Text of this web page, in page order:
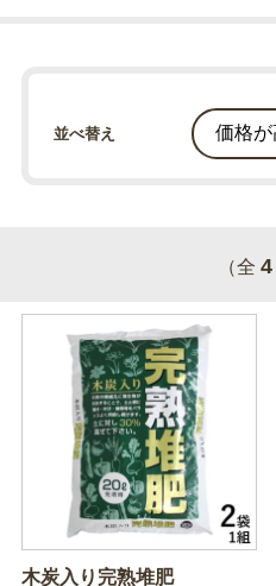
並べ替え
（全 4
木炭入り完熟堆肥